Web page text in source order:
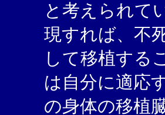
と考えられて
現すれば、不
して移植する
は自分に適応
の身体の移植